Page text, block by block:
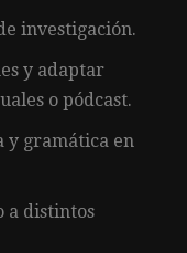
investigación.
y adaptar
o pódcast.
y gramática en
a distintos